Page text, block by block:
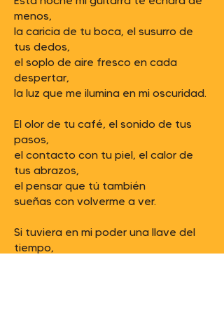
menos,
la caricia de tu boca, el susurro de
tus dedos,
el soplo de aire fresco en cada
despertar,
la luz que me ilumina en mi oscuridad.
El olor de tu café, el sonido de tus
pasos,
el contacto con tu piel, el calor de
tus abrazos,
el pensar que tú también
sueñas con volverme a ver.
Si tuviera en mi poder una llave del
tiempo,